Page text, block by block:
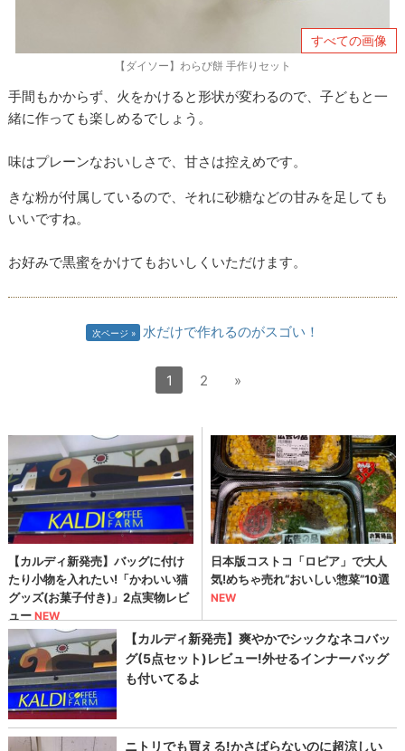
すべての画像
【ダイソー】わらび餅 手作りセット
手間もかからず、火をかけると形状が変わるので、子どもと一
緒に作っても楽しめるでしょう。
味はプレーンなおいしさで、甘さは控えめです。
きな粉が付属しているので、それに砂糖などの甘みを足しても
いいですね。
お好みで黒蜜をかけてもおいしくいただけます。
次ページ 水だけで作れるのがスゴい！
1 2 »